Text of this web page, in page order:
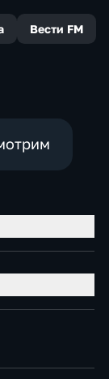
Вести FM